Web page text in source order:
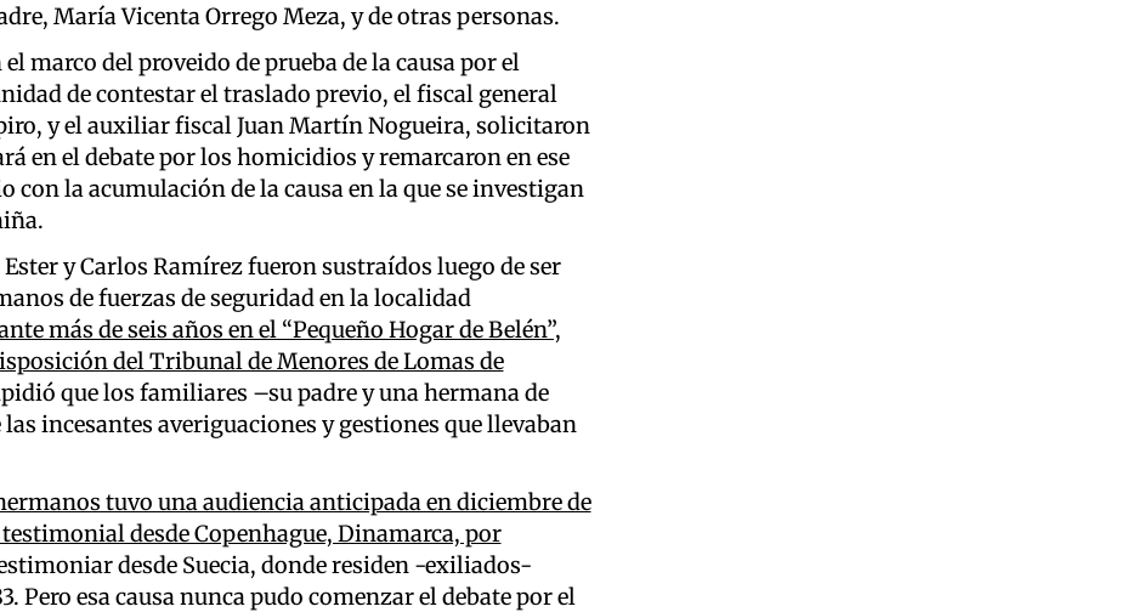
María Vicenta Orrego Meza, y de otras personas.
marco del proveido de prueba de la causa por el
de contestar el traslado previo, el fiscal general
y el auxiliar fiscal Juan Martín Nogueira, solicitaron
en el debate por los homicidios y remarcaron en ese
con la acumulación de la causa en la que se investigan
y Carlos Ramírez fueron sustraídos luego de ser
de fuerzas de seguridad en la localidad
más de seis años en el “Pequeño Hogar de Belén”,
del Tribunal de Menores de Lomas de
que los familiares –su padre y una hermana de
incesantes averiguaciones y gestiones que llevaban
tuvo una audiencia anticipada en diciembre de
desde Copenhague, Dinamarca, por
desde Suecia, donde residen -exiliados-
Pero esa causa nunca pudo comenzar el debate por el